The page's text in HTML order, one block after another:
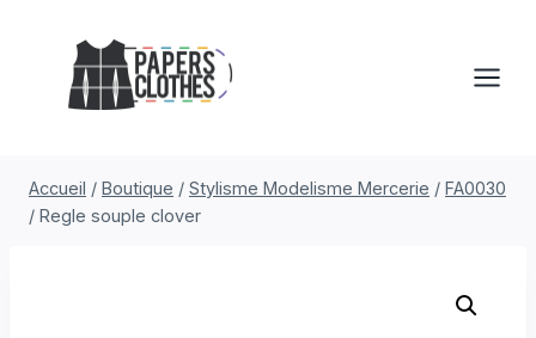
contenu
Accueil / Boutique / Stylisme Modelisme Mercerie / FA0030
/ Regle souple clover